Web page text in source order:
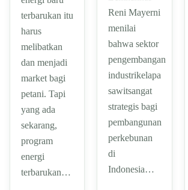
terbarukan itu
harus
melibatkan
dan menjadi
market bagi
petani. Tapi
yang ada
sekarang,
program
energi
terbarukan…
Reni Mayerni
menilai
bahwa sektor
pengembangan
industrikelapa
sawitsangat
strategis bagi
pembangunan
perkebunan
di
Indonesia…